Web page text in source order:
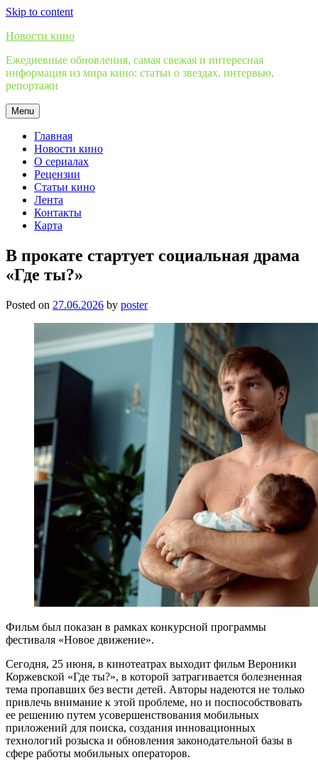
Skip to content
Новости кино
Ежедневные обновления, самая свежая и интересная
информация из мира кино: статьи о звездах, интервью,
репортажи
Menu
Главная
Новости кино
О сериалах
Рецензии
Статьи кино
Лента
Контакты
Карта
В прокате стартует социальная драма
«Где ты?»
Posted on 27.06.2026 by poster
Фильм был показан в рамках конкурсной программы
фестиваля «Новое движение».
Сегодня, 25 июня, в кинотеатрах выходит фильм Вероники
Коржевской «Где ты?», в которой затрагивается болезненная
тема пропавших без вести детей. Авторы надеются не только
привлечь внимание к этой проблеме, но и поспособствовать
ее решению путем усовершенствования мобильных
приложений для поиска, создания инновационных
технологий розыска и обновления законодательной базы в
сфере работы мобильных операторов.